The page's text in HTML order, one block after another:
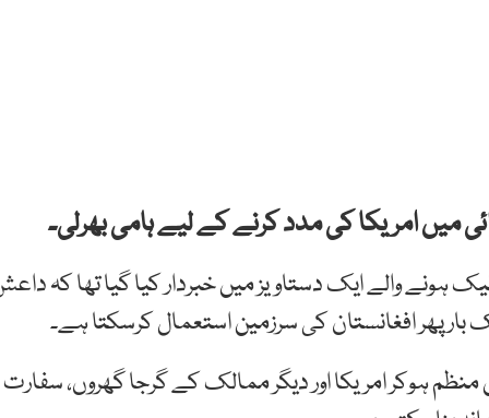
میں امریکا کی مدد کرنے کے لیے ہامی بھرلی۔
ہونے والے ایک دستاویز میں خبردار کیا گیا تھا کہ
پھر افغانستان کی سرزمین استعمال کرسکتا ہے۔
ہوکر امریکا اور دیگر ممالک کے گرجا گھروں، سفارت